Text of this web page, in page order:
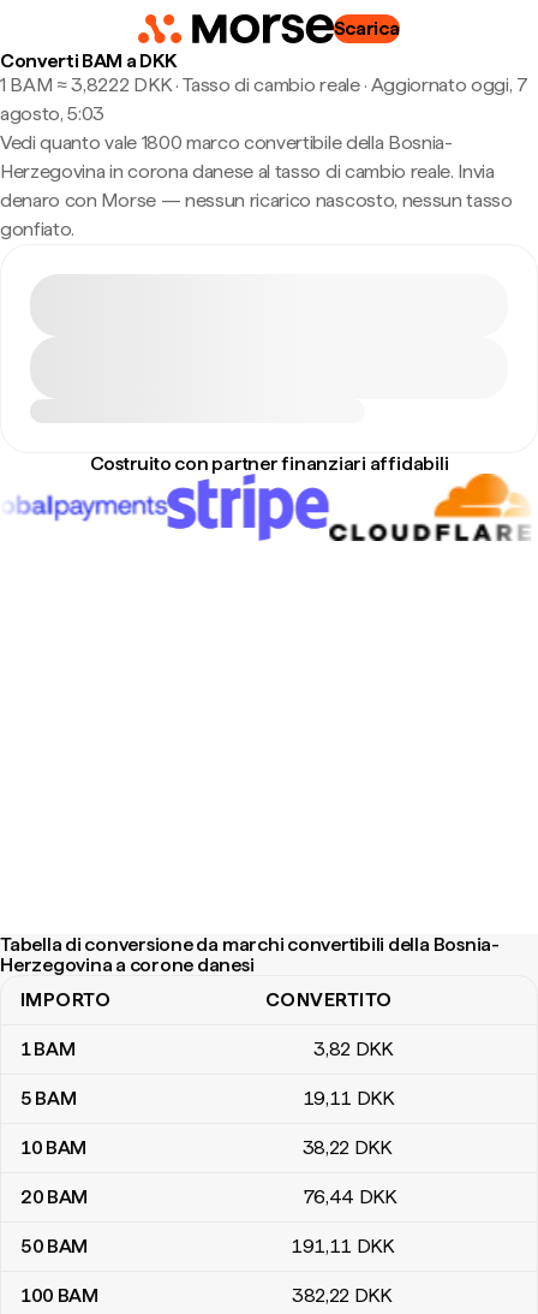
Scarica
Converti BAM a DKK
1 BAM ≈ 3,8222 DKK · Tasso di cambio reale· Aggiornato oggi, 7
agosto, 5:03
Vedi quanto vale 1800 marco convertibile della Bosnia-
Herzegovina in corona danese al tasso di cambio reale. Invia
denaro con Morse — nessun ricarico nascosto, nessun tasso
gonfiato.
Costruito con partner finanziari affidabili
Tabella di conversione da marchi convertibili della Bosnia-
Herzegovina a corone danesi
Tabella di conversione da marchi convertibili della Bosnia-
IMPORTO CONVERTITO
1BAM 3,82 DKK
5 BAM 19,11 DKK
10 BAM 38,22 DKK
20 BAM 76,44 DKK
50 BAM 191,11 DKK
100 BAM 382,22 DKK